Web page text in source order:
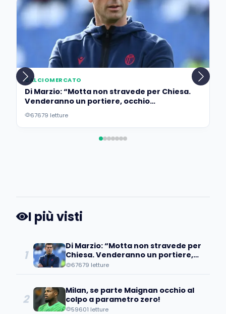
CALCIOMERCATO
Di Marzio: “Motta non stravede per Chiesa.
Venderanno un portiere, occhio
all’operazione…”
67679 letture
I più visti
1
Di Marzio: “Motta non stravede per
Chiesa. Venderanno un portiere,
occhio all’operazione…”
67679 letture
2
Milan, se parte Maignan occhio al
colpo a parametro zero!
59601 letture